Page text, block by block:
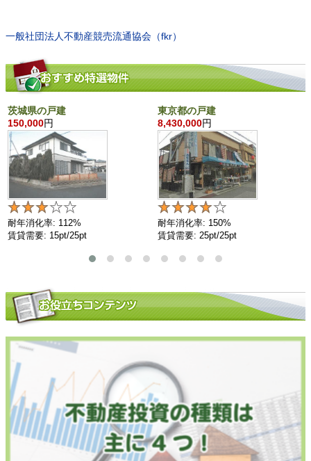
一般社団法人不動産競売流通協会（fkr）
茨城県の戸建
150,000円
耐年消化率: 112%
賃貸需要: 15pt/25pt
東京都の戸建
8,430,000円
耐年消化率: 150%
賃貸需要: 25pt/25pt